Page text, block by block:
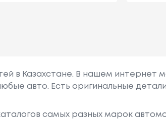
в Казахстане. В нашем интернет
авто. Есть оригинальные
самых разных марок